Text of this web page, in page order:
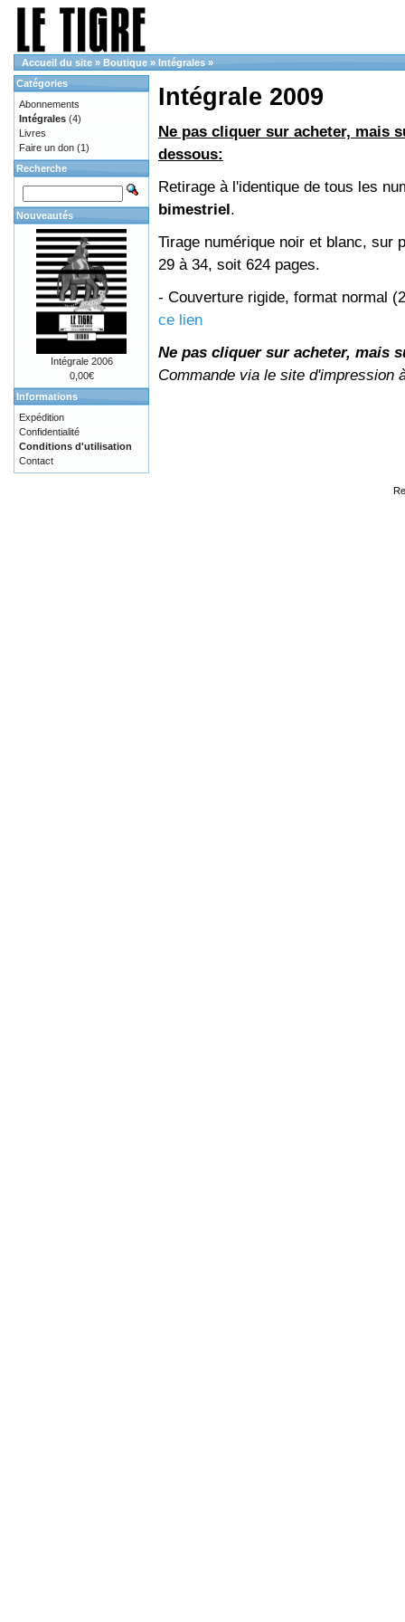
Accueil du site » Boutique » Intégrales »
Intégrale 2009
Ne pas cliquer sur acheter, mais
dessous:
Retirage à l'identique de tous les
bimestriel.
Tirage numérique noir et blanc, sur
29 à 34, soit 624 pages.
- Couverture rigide, format normal
ce lien
Ne pas cliquer sur acheter, mais
Commande via le site d'impression
Catégories
Abonnements
Intégrales (4)
Livres
Faire un don (1)
Recherche
Nouveautés
Intégrale 2006
0,00€
Informations
Expédition
Confidentialité
Conditions d'utilisation
Contact